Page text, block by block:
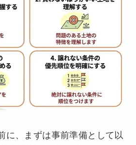
に、まずは事前準備として以